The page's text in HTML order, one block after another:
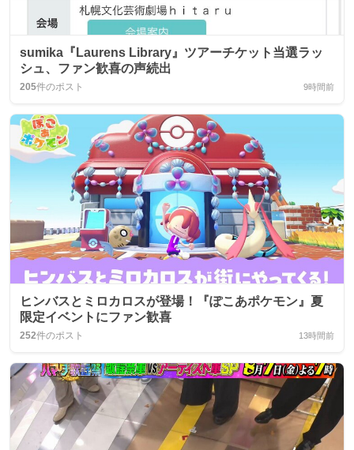
sumika『Laurens Library』ツアーチケット当選ラッ
シュ、ファン歓喜の声続出
205件のポスト 9時間前
ヒンバスとミロカロスが登場！『ぽこあポケモン』夏
限定イベントにファン歓喜
252件のポスト 13時間前